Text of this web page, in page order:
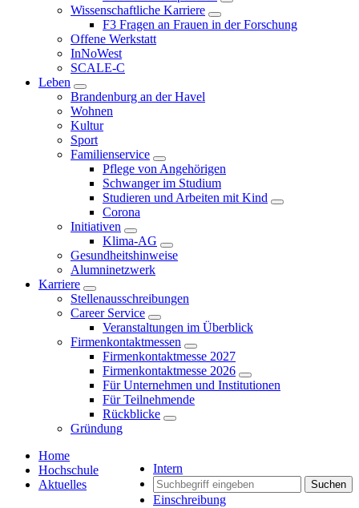
Wissenschaftliche Karriere
F3 Fragen an Frauen in der Forschung
Offene Werkstatt
InNoWest
SCALE-C
Leben
Brandenburg an der Havel
Wohnen
Kultur
Sport
Familienservice
Pflege von Angehörigen
Schwanger im Studium
Studieren und Arbeiten mit Kind
Corona
Initiativen
Klima-AG
Gesundheitshinweise
Alumninetzwerk
Karriere
Stellenausschreibungen
Career Service
Veranstaltungen im Überblick
Firmenkontaktmessen
Firmenkontaktmesse 2027
Firmenkontaktmesse 2026
Für Unternehmen und Institutionen
Für Teilnehmende
Rückblicke
Gründung
Intern
Suchen
Einschreibung
Home
Hochschule
Aktuelles